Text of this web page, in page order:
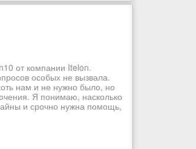
от компании Itelon.
особых не вызвала.
нам и не нужно было, но
Я понимаю, насколько
и срочно нужна помощь,